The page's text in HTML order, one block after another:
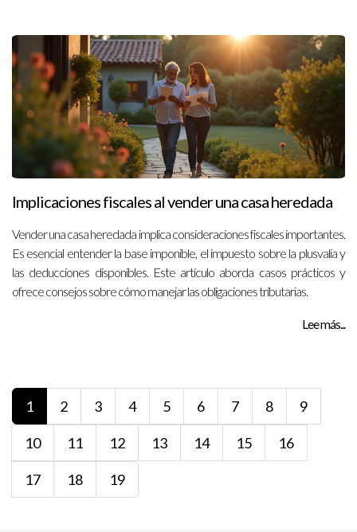
Implicaciones fiscales al vender una casa heredada
Vender una casa heredada implica consideraciones fiscales importantes.
Es esencial entender la base imponible, el impuesto sobre la plusvalía y
las deducciones disponibles. Este artículo aborda casos prácticos y
ofrece consejos sobre cómo manejar las obligaciones tributarias.
Lee más...
1 2 3 4 5 6 7 8 9
10 11 12 13 14 15 16
17 18 19